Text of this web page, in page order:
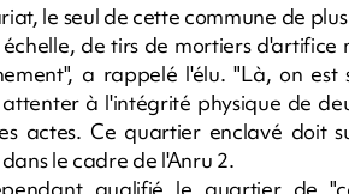
le seul de cette commune de
de tirs de mortiers d'artifice
a rappelé l'élu. "Là, on est
à l'intégrité physique de
actes. Ce quartier enclavé doit
le cadre de l'Anru 2.
qualifié le quartier de